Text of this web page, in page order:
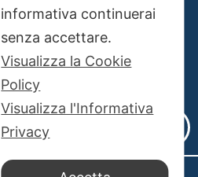
informativa continuerai
senza accettare.
Visualizza la Cookie
Policy
Visualizza l'Informativa
Privacy